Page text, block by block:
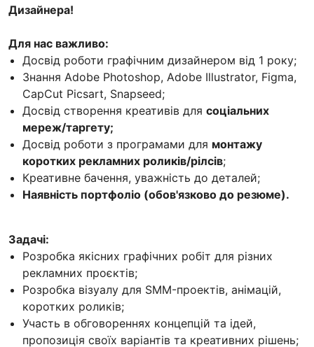
Дизайнера!
Для нас важливо:
Досвід роботи графічним дизайнером від 1 року;
Знання Adobe Photoshop, Adobe Illustrator, Figma,
CapCut Picsart, Snapseed;
Досвід створення креативів для соціальних
мереж/таргету;
Досвід роботи з програмами для монтажу
коротких рекламних роликів/рілсів;
Креативне бачення, уважність до деталей;
Наявність портфоліо (обов'язково до резюме).
Задачі:
Розробка якісних графічних робіт для різних
рекламних проєктів;
Розробка візуалу для SMM-проектів, анімацій,
коротких роликів;
Участь в обговореннях концепцій та ідей,
пропозиція своїх варіантів та креативних рішень;